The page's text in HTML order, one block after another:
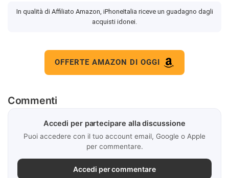
In qualità di Affiliato Amazon, iPhoneItalia riceve un guadagno dagli
acquisti idonei.
OFFERTE AMAZON DI OGGI
Commenti
Accedi per partecipare alla discussione
Puoi accedere con il tuo account email, Google o Apple
per commentare.
Accedi per commentare